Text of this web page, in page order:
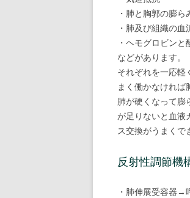
・肺と胸郭の膨ら
・肺及び組織の血
・ヘモグロビン
などがあります。
それぞれを一応軽
まく働かなければ
肺が硬くなって膨
が足りないと血液
ス交換がうまくで
反射性調節機
・肺伸展受容器→